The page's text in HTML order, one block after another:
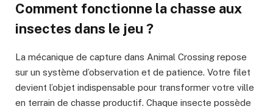
Comment fonctionne la chasse aux
insectes dans le jeu ?
La mécanique de capture dans Animal Crossing repose
sur un système d’observation et de patience. Votre filet
devient l’objet indispensable pour transformer votre ville
en terrain de chasse productif. Chaque insecte possède